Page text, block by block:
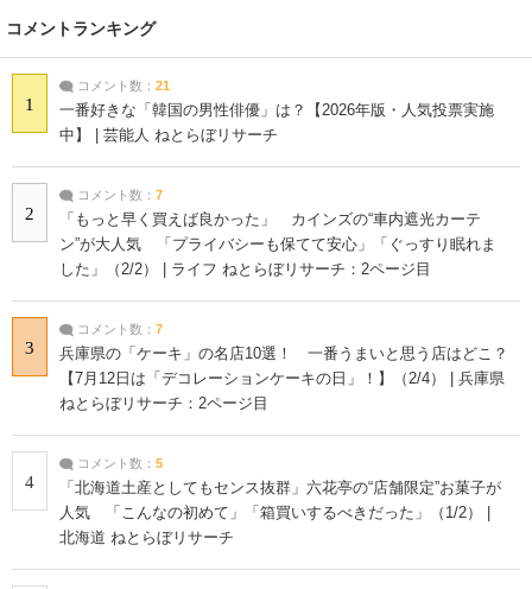
コメントランキング
1
コメント数： 21
一番好きな「韓国の男性俳優」は？【2026年版・人気投票実施
中】 | 芸能人 ねとらぼリサーチ
2
コメント数： 7
「もっと早く買えば良かった」 カインズの“車内遮光カーテ
ン”が大人気 「プライバシーも保てて安心」「ぐっすり眠れま
した」（2/2） | ライフ ねとらぼリサーチ：2ページ目
3
コメント数： 7
兵庫県の「ケーキ」の名店10選！ 一番うまいと思う店はどこ？
【7月12日は「デコレーションケーキの日」！】（2/4） | 兵庫県
ねとらぼリサーチ：2ページ目
4
コメント数： 5
「北海道土産としてもセンス抜群」六花亭の“店舗限定”お菓子が
人気 「こんなの初めて」「箱買いするべきだった」（1/2） |
北海道 ねとらぼリサーチ